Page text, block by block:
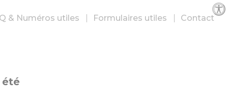
& Numéros utiles Formulaires utiles Contact
été